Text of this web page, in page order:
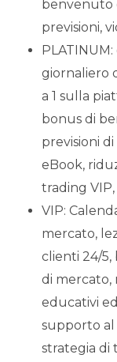
benvenuto
previsioni,
giornaliero
a 1 sulla
bonus di
previsioni
eBook,
trading
VIP:
mercato,
clienti 24/5,
di mercato,
educativi
supporto al
strategia di